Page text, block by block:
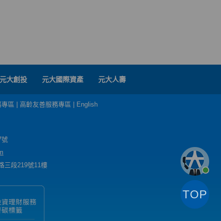
元大創投 元大國際資產 元大人壽
區 高齡友善服務專區 English
號
三段219號11樓
TOP